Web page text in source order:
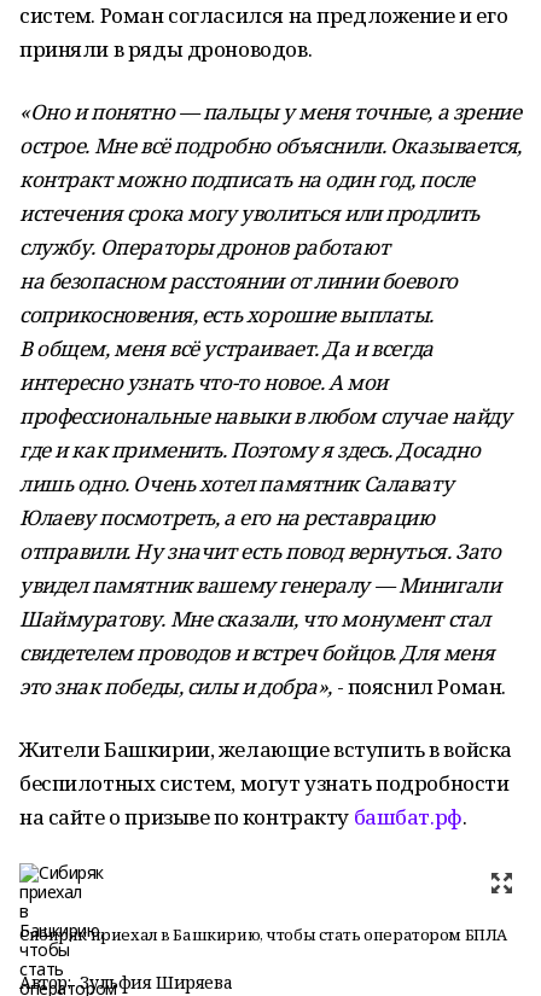
систем. Роман согласился на предложение и его
приняли в ряды дроноводов.
«Оно и понятно — пальцы у меня точные, а зрение
острое. Мне всё подробно объяснили. Оказывается,
контракт можно подписать на один год, после
истечения срока могу уволиться или продлить
службу. Операторы дронов работают
на безопасном расстоянии от линии боевого
соприкосновения, есть хорошие выплаты.
В общем, меня всё устраивает. Да и всегда
интересно узнать что-то новое. А мои
профессиональные навыки в любом случае найду
где и как применить. Поэтому я здесь. Досадно
лишь одно. Очень хотел памятник Салавату
Юлаеву посмотреть, а его на реставрацию
отправили. Ну значит есть повод вернуться. Зато
увидел памятник вашему генералу — Минигали
Шаймуратову. Мне сказали, что монумент стал
свидетелем проводов и встреч бойцов. Для меня
это знак победы, силы и добра»,- пояснил Роман.
Жители Башкирии, желающие вступить в войска
беспилотных систем, могут узнать подробности
на сайте о призыве по контракту башбат.рф.
Сибиряк приехал в Башкирию, чтобы стать оператором БПЛА
Автор: Зульфия Ширяева